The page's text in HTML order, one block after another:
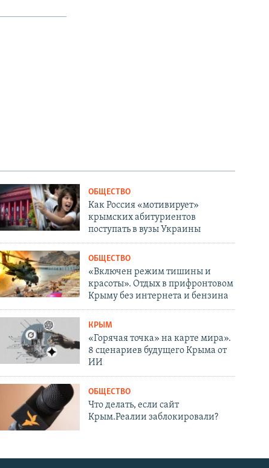
ОБЩЕСТВО
Как Россия «мотивирует»
крымских абитуриентов
поступать в вузы Украины
ОБЩЕСТВО
«Включен режим тишины и
красоты». Отдых в прифронтовом
Крыму без интернета и бензина
КРЫМ
«Горячая точка» на карте мира».
8 сценариев будущего Крыма от
ИИ
ОБЩЕСТВО
Что делать, если сайт
Крым.Реалии заблокировали?